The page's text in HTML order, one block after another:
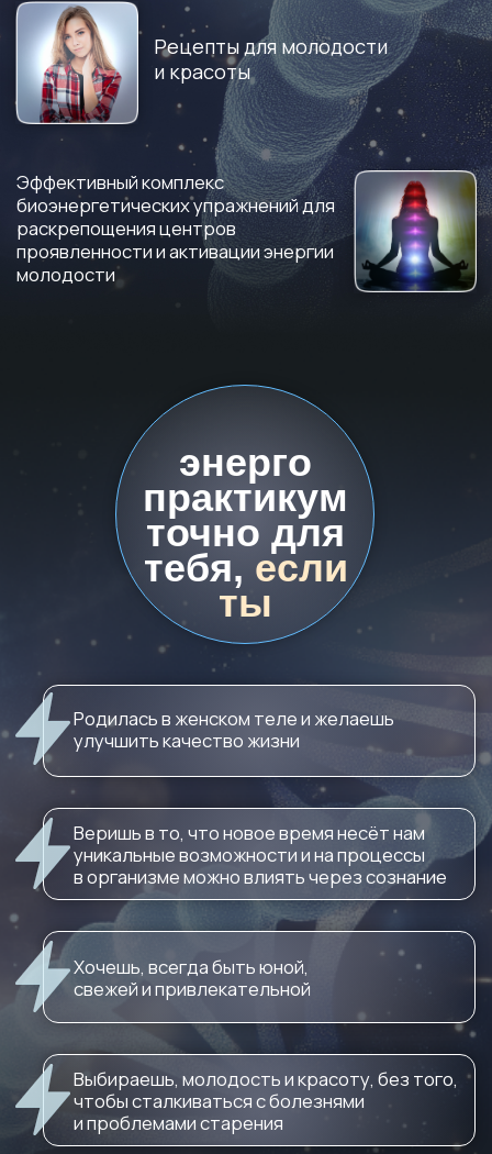
Результат? 14 дней
Вы изучаете
3 мощных урока
Видите чёткий разбор
упражнений
Каждый день
применяете это
на практике
15 000 р
25.000 р
Доступ:
14 дней с возможностью продления
🎁 Бонусы:
Эфир с нутрициологом
Книга «Око Возрождения»
Книга «2150 год»
3 полноценных урока
3 видеолекции
Практические упражнения
и проработки
Методические материалы
3 эксклюзивных гайда по красоте
4 мощные настройки
🤖 Бот с напоминаниями
ЭНЕРГОПРАКТИКУМ
«КВАНТОВЫЙ
БИОХАКИНГ»